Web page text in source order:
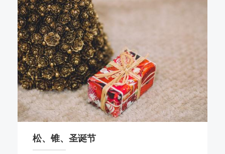
松、锥、圣诞节